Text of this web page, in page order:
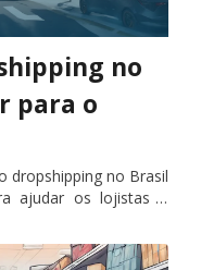
no
para o
dropshipping no Brasil
ajudar os lojistas a